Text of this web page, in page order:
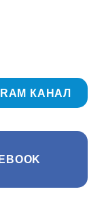
КАНАЛ